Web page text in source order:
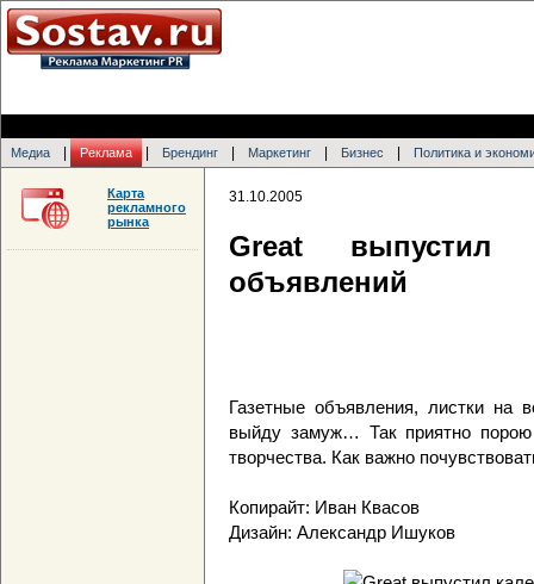
Медиа Реклама Брендинг Маркетинг Бизнес Политика и
31.10.2005
Great выпустил
объявлений
Газетные объявления, листки на
выйду замуж… Так приятно порою
творчества. Как важно
Копирайт: Иван Квасов
Дизайн: Александр Ишуков
Карта
рекламного
рынка